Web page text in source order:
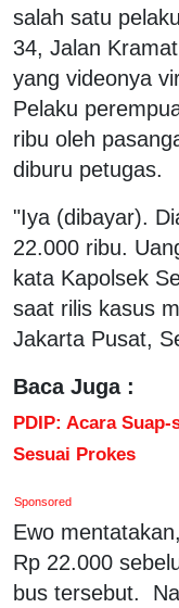
salah satu pelaku
34, Jalan
yang videonya
Pelaku
ribu oleh
diburu petugas.
"Iya (dibayar).
22.000 ribu.
kata Kapolsek
saat rilis kasus
Jakarta Pusat,
Baca Juga :
PDIP: Acara
Sesuai Prokes
Sponsored
Ewo
Rp 22.000
bus tersebut.